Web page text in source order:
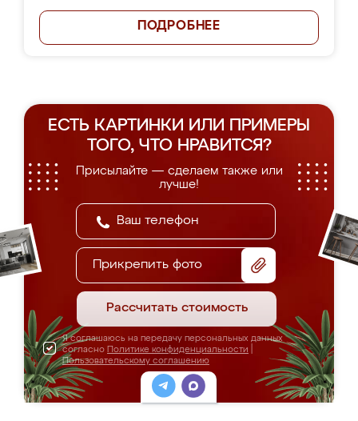
ПОДРОБНЕЕ
ЕСТЬ КАРТИНКИ ИЛИ ПРИМЕРЫ
ТОГО, ЧТО НРАВИТСЯ?
Присылайте — сделаем также или
лучше!
Прикрепить фото
Рассчитать стоимость
Я соглашаюсь на передачу персональных данных
согласно Политике конфиденциальности
Пользовательскому соглашению